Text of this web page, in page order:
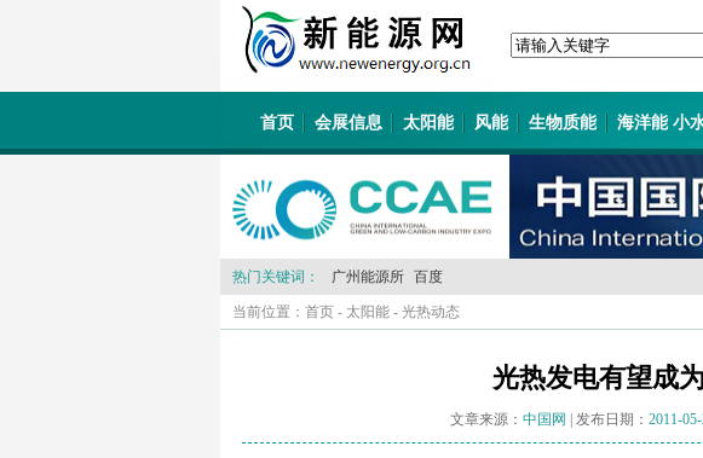
首页 会展信息 太阳能 风能 生物质能 海洋能 小
热门关键词： 广州能源所 百度
当前位置： 首页 - 太阳能 - 光热动态
光热发电有望成
文章来源： 中国网 | 发布日期： 2011-